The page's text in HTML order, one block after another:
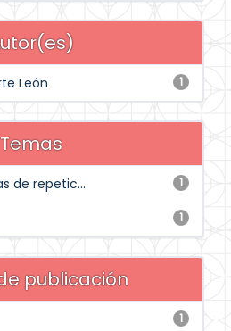
1
León
Temas
1
de repetic...
1
publicación
1